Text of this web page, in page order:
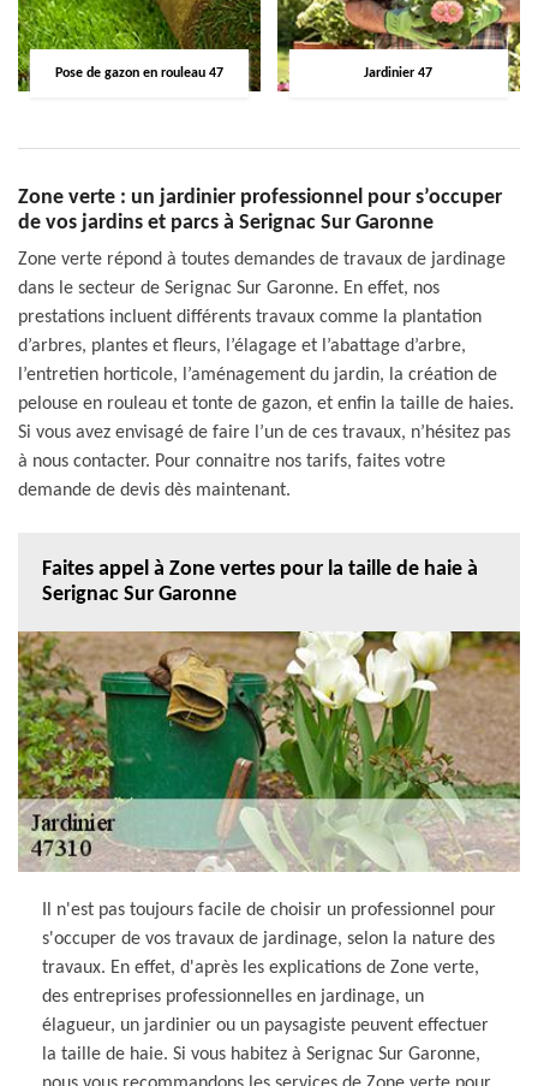
Pose de gazon en rouleau 47 Jardinier 47
Zone verte : un jardinier professionnel pour s’occuper
de vos jardins et parcs à Serignac Sur Garonne
Zone verte répond à toutes demandes de travaux de jardinage
dans le secteur de Serignac Sur Garonne. En effet, nos
prestations incluent différents travaux comme la plantation
d’arbres, plantes et fleurs, l’élagage et l’abattage d’arbre,
l’entretien horticole, l’aménagement du jardin, la création de
pelouse en rouleau et tonte de gazon, et enfin la taille de haies.
Si vous avez envisagé de faire l’un de ces travaux, n’hésitez pas
à nous contacter. Pour connaitre nos tarifs, faites votre
demande de devis dès maintenant.
Faites appel à Zone vertes pour la taille de haie à
Serignac Sur Garonne
Il n'est pas toujours facile de choisir un professionnel pour
s'occuper de vos travaux de jardinage, selon la nature des
travaux. En effet, d'après les explications de Zone verte,
des entreprises professionnelles en jardinage, un
élagueur, un jardinier ou un paysagiste peuvent effectuer
la taille de haie. Si vous habitez à Serignac Sur Garonne,